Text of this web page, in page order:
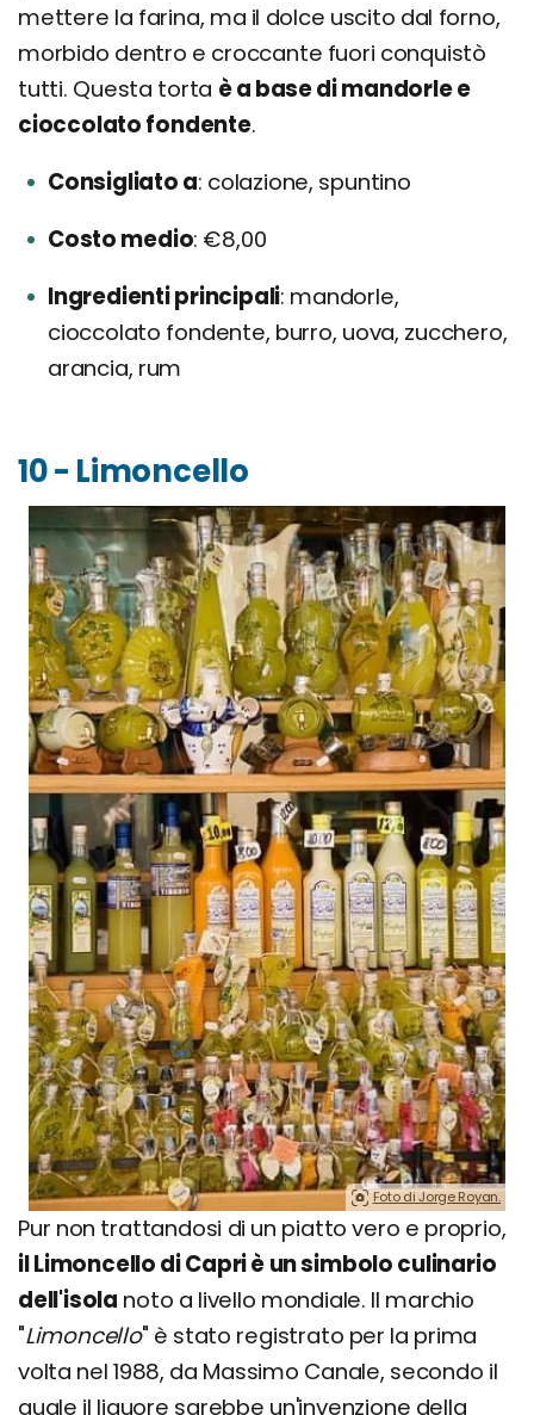
mettere la farina, ma il dolce uscito dal forno,
morbido dentro e croccante fuori conquistò
tutti. Questa torta è a base di mandorle e
cioccolato fondente.
Consigliato a colazione, spuntino
Costo medio €8,00
Ingredienti principali mandorle,
cioccolato fondente, burro, uova, zucchero,
arancia, rum
10 - Limoncello
Foto di Jorge Royan.
Pur non trattandosi di un piatto vero e proprio,
il Limoncello di Capri è un simbolo culinario
dell'isola noto a livello mondiale. Il marchio
"Limoncello" è stato registrato per la prima
volta nel 1988, da Massimo Canale, secondo il
quale il liquore sarebbe un'invenzione della